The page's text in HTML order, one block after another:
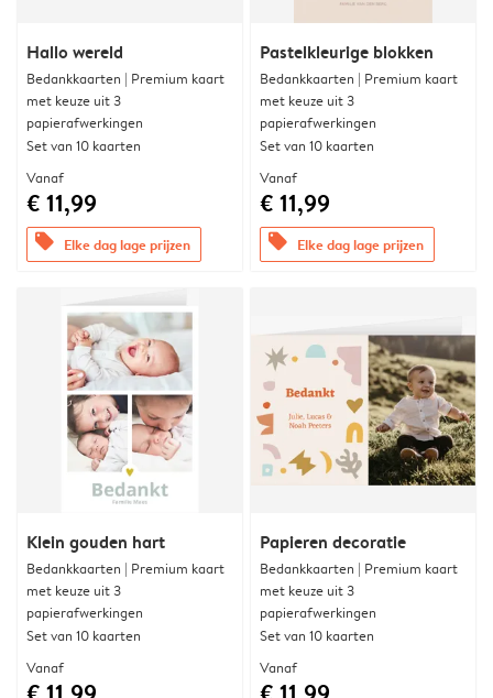
Hallo wereld
Bedankkaarten | Premium kaart
met keuze uit 3
papierafwerkingen
Set van 10 kaarten
Vanaf
€ 11,99
offers Elke dag lage prijzen
Pastelkleurige blokken
Bedankkaarten | Premium kaart
met keuze uit 3
papierafwerkingen
Set van 10 kaarten
Vanaf
€ 11,99
offers Elke dag lage prijzen
Klein gouden hart
Bedankkaarten | Premium kaart
met keuze uit 3
papierafwerkingen
Set van 10 kaarten
Vanaf
Papieren decoratie
Bedankkaarten | Premium kaart
met keuze uit 3
papierafwerkingen
Set van 10 kaarten
Vanaf